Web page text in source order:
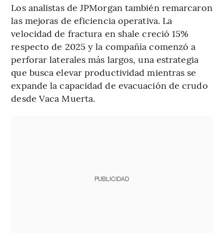
Los analistas de JPMorgan también remarcaron
las mejoras de eficiencia operativa. La
velocidad de fractura en shale creció 15%
respecto de 2025 y la compañía comenzó a
perforar laterales más largos, una estrategia
que busca elevar productividad mientras se
expande la capacidad de evacuación de crudo
desde Vaca Muerta.
PUBLICIDAD